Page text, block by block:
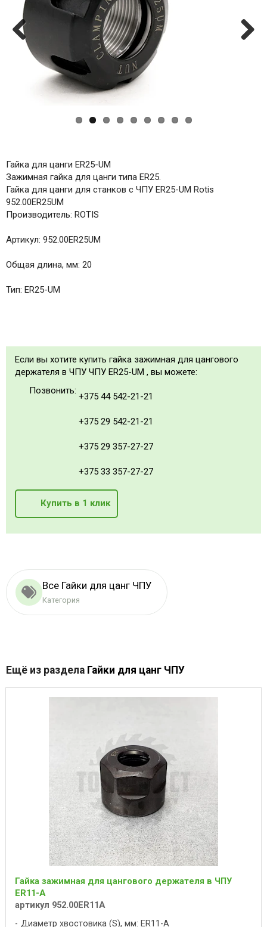
Previ
Гайка для цанги ER25-UM
Зажимная гайка для цанги типа ER25.
Гайка для цанги для станков с ЧПУ ER25-UM Rotis
952.00ER25UM
Производитель: ROTIS
Артикул: 952.00ER25UM
Общая длина, мм: 20
Тип: ER25-UM
Если вы хотите купить гайка зажимная для цангового
держателя в ЧПУ ЧПУ ER25-UM , вы можете:
Позвонить:
+375 44 542-21-21
+375 29 542-21-21
+375 29 357-27-27
+375 33 357-27-27
Купить в 1 клик
Все Гайки для цанг ЧПУ
Категория
Ещё из раздела Гайки для цанг ЧПУ
Гайка зажимная для цангового держателя в ЧПУ
ER11-A
артикул 952.00ER11A
Диаметр хвостовика (S), мм: ER11-A